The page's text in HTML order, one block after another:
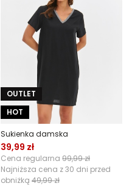
OUTLET
HOT
Sukienka damska
39,99 zł
Cena regularna 99,99 zł
Najniższa cena z 30 dni przed
obniżką 49,99 zł